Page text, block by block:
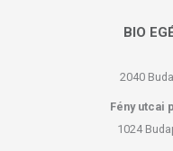
BIO
2040
Fény utcai
1024